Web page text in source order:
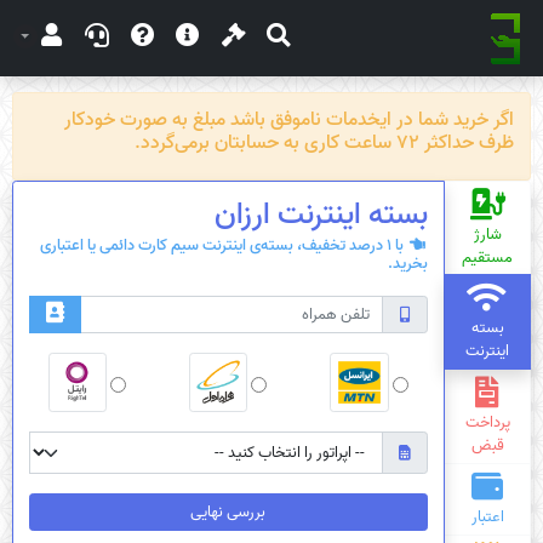
اگر خرید شما در ایخدمات ناموفق باشد مبلغ به صورت خودکار
ظرف حداکثر 72 ساعت کاری به حسابتان برمی‌گردد.
شارژ
مستقیم
بسته
اینترنت
پرداخت
قبض
اعتبار
بسته‌ اینترنت ارزان
با 1 درصد تخفیف، بسته‌ی اینترنت سیم کارت دائمی یا اعتباری
بخرید.
بررسی نهایی